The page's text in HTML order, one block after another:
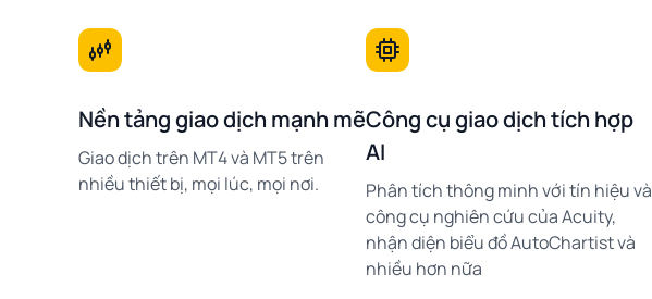
Nền tảng giao dịch mạnh mẽ
Giao dịch trên MT4 và MT5 trên
nhiều thiết bị, mọi lúc, mọi nơi.
Công cụ giao dịch tích hợp
AI
Phân tích thông minh với tín hiệu và
công cụ nghiên cứu của Acuity,
nhận diện biểu đồ AutoChartist và
nhiều hơn nữa